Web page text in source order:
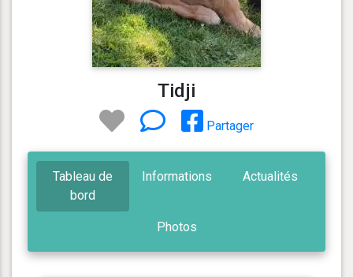
Tidji
Partager
Tableau de
bord
Informations Actualités
Photos